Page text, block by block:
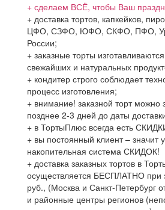
+ сделаем ВСЁ, чтобы Ваш
+ доставка тортов, капкейков,
ЦФО, СЗФО, ЮФО, СКФО, ПФО,
России;
+ заказные торты
свежайших и натуральных
+ кондитер строго соблюдает
процесс изготовления;
+ внимание! заказной торт можно
позднее 2-3 дней до даты
+ в ТортыПлюс всегда есть
+ вы постоянный клиент – значит
накопительная система СКИДОК!
+ доставка заказных тортов в
осуществляется БЕСПЛАТНО при
руб., (Москва и Санкт-Петербург
и районные центры регионов